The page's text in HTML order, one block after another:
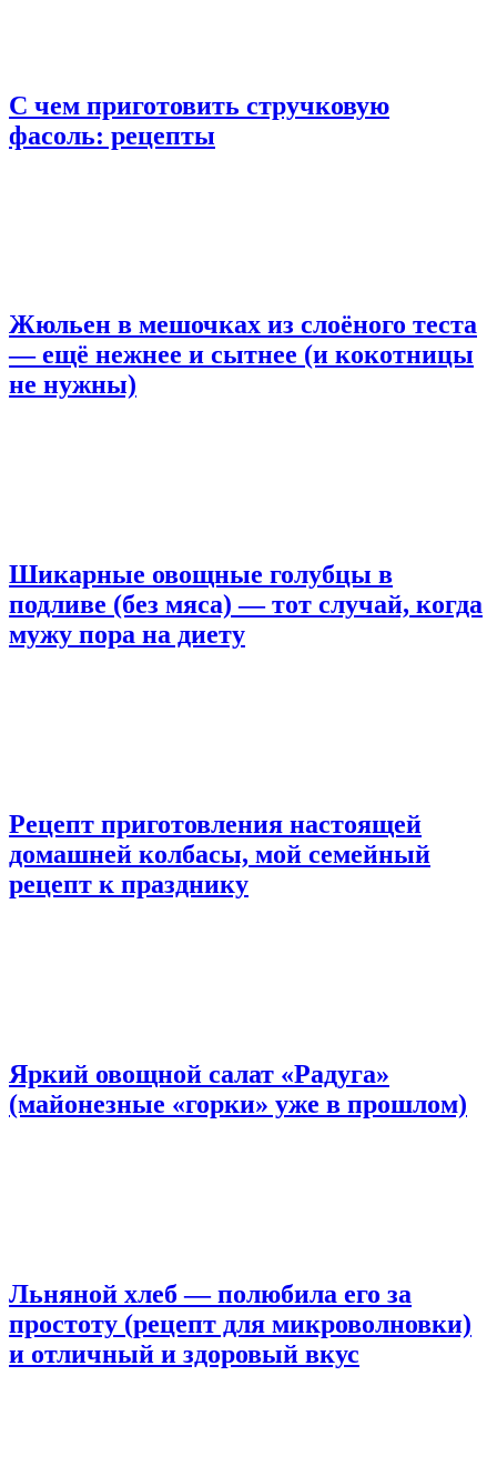
С чем приготовить стручковую
фасоль: рецепты
Жюльен в мешочках из слоёного теста
— ещё нежнее и сытнее (и кокотницы
не нужны)
Шикарные овощные голубцы в
подливе (без мяса) — тот случай, когда
мужу пора на диету
Рецепт приготовления настоящей
домашней колбасы, мой семейный
рецепт к празднику
Яркий овощной салат «Радуга»
(майонезные «горки» уже в прошлом)
Льняной хлеб — полюбила его за
простоту (рецепт для микроволновки)
и отличный и здоровый вкус